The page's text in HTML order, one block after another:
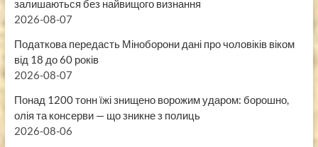
залишаються без найвищого визнання
2026-08-07
Податкова передасть Міноборони дані про чоловіків віком
від 18 до 60 років
2026-08-07
Понад 1200 тонн їжі знищено ворожим ударом: борошно,
олія та консерви — що зникне з полиць
2026-08-06